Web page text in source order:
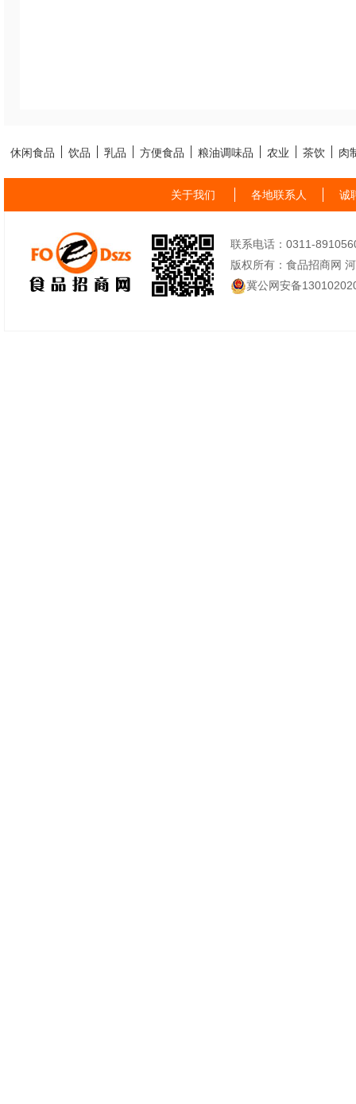
休闲食品 饮品 乳品 方便食品 粮油调味品 农业 茶饮 肉
关于我们 各地联系人 诚
联系电话：0311-
版权所有：食品招商网
冀公网安备